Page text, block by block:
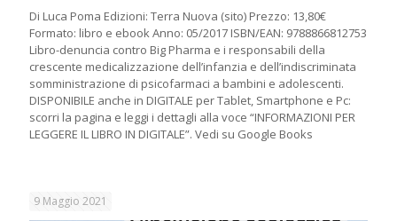
Di Luca Poma Edizioni: Terra Nuova (sito) Prezzo: 13,80€
Formato: libro e ebook Anno: 05/2017 ISBN/EAN: 9788866812753
Libro-denuncia contro Big Pharma e i responsabili della
crescente medicalizzazione dell’infanzia e dell’indiscriminata
somministrazione di psicofarmaci a bambini e adolescenti.
DISPONIBILE anche in DIGITALE per Tablet, Smartphone e Pc:
scorri la pagina e leggi i dettagli alla voce “INFORMAZIONI PER
LEGGERE IL LIBRO IN DIGITALE”. Vedi su Google Books
9 Maggio 2021